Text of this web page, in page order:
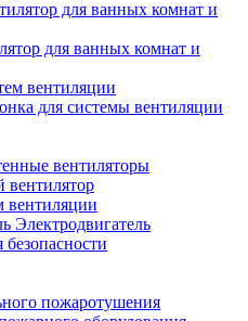
для ванных комнат и
вентиляции
для системы вентиляции
вентиляторы
вентилятор
вентиляции
Электродвигатель
пожаротушения